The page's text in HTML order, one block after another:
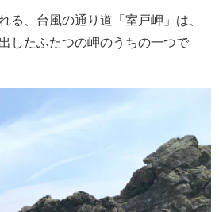
る、台風の通り道「室戸岬」は、
したふたつの岬のうちの一つで